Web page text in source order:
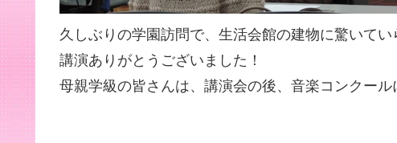
久しぶりの学園訪問で、生活会館の建物に驚いて
講演ありがとうございました！
母親学級の皆さんは、講演会の後、音楽コンクール